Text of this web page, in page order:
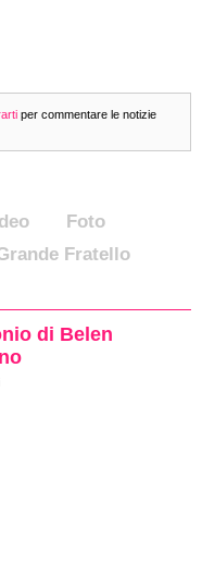
per commentare le notizie
Foto
Fratello
di Belen